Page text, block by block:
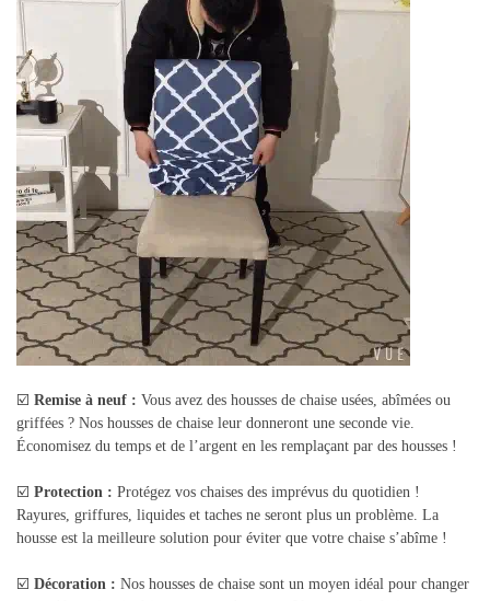
☑️ Remise à neuf : Vous avez des housses de chaise usées, abîmées ou
griffées ? Nos housses de chaise leur donneront une seconde vie.
Économisez du temps et de l’argent en les remplaçant par des housses !
☑️ Protection : Protégez vos chaises des imprévus du quotidien !
Rayures, griffures, liquides et taches ne seront plus un problème. La
housse est la meilleure solution pour éviter que votre chaise s’abîme !
☑️ Décoration : Nos housses de chaise sont un moyen idéal pour changer